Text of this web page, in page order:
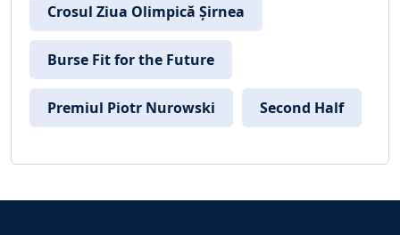
Crosul Ziua Olimpică Șirnea
Burse Fit for the Future
Premiul Piotr Nurowski Second Half